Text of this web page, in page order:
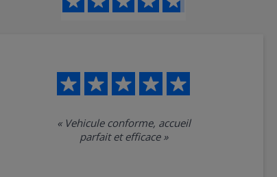
« Vehicule conforme, accueil
parfait et efficace»